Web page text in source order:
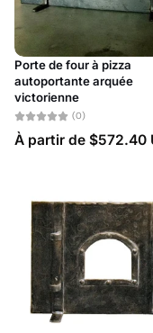
Porte de four à pizza
autoportante arquée
victorienne
(0)
À partir de $572.40